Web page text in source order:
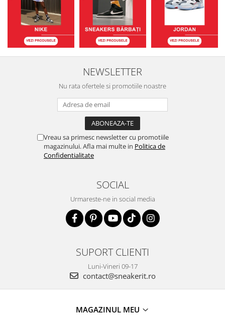
NEWSLETTER
Nu rata ofertele si promotiile noastre
Vreau sa primesc newsletter cu promotiile
magazinului. Afla mai multe in Politica de
Confidentialitate
SOCIAL
Urmareste-ne in social media
SUPORT CLIENTI
Luni-Vineri 09-17
contact@sneakerit.ro
MAGAZINUL MEU